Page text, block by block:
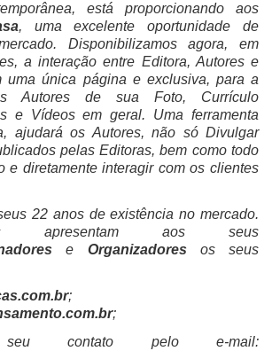
está proporcionando aos
, uma excelente oportunidade de
Disponibilizamos agora, em
a interação entre Editora, Autores e
uma única página e exclusiva, para a
Autores de sua Foto, Currículo
e Vídeos em geral. Uma ferramenta
ajudará os Autores, não só Divulgar
pelas Editoras, bem como todo
e diretamente interagir com os clientes
22 anos de existência no mercado.
apresentam aos seus
e Organizadores os seus
;
;
seu contato pelo e-mail: